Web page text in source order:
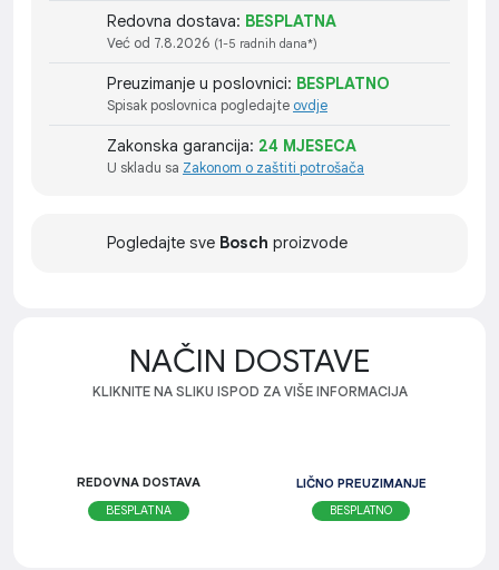
Redovna dostava: BESPLATNA
Već od 7.8.2026 (1-5 radnih dana*)
Preuzimanje u poslovnici: BESPLATNO
Spisak poslovnica pogledajte ovdje
Zakonska garancija: 24 MJESECA
U skladu sa Zakonom o zaštiti potrošača
Pogledajte sve Bosch proizvode
NAČIN DOSTAVE
KLIKNITE NA SLIKU ISPOD ZA VIŠE INFORMACIJA
REDOVNA DOSTAVA
BESPLATNA
LIČNO PREUZIMANJE
BESPLATNO